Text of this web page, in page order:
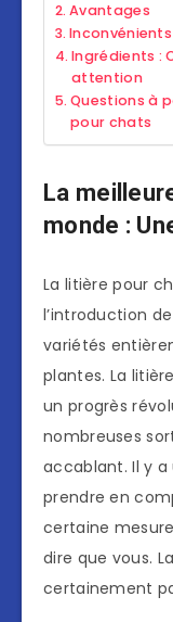
Avantages
Inconvénients
Ingrédients :
attention
Questions à
pour chats
La
monde :
La litière pour
l’introduction
variétés
plantes. La
un progrès
nombreuses
accablant. Il y
prendre en
certaine
dire que vous.
certainement